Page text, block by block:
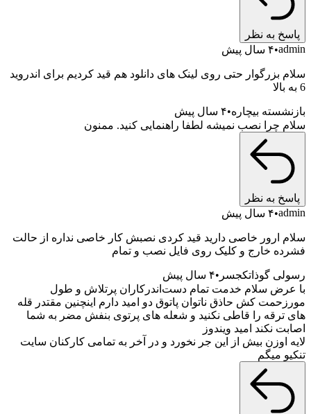
پاسخ به نظر
admin ۴ سال پیش
سلام بزرگوار حتی روی لینک های دانلود هم قید کردیم برای اندروید
6 به بالا
بازنشسته بیچاره ۴ سال پیش
سلام چرا نصب نمیشه لطفا راهنمایی کنید. ممنون
پاسخ به نظر
admin ۴ سال پیش
سلام ارور خاصی دارید قید کردی نصبش کار خاصی نداره از حالت
فشرده خارج و کلیک روی فایل نصب و تمام
رسولی گوذاتکجسر
۴ سال پیش
با عرض سلام خدمت تمام دست‌اندرکاران پرتلاش و طول
مورزحمت کش حاذق ناتوان پاتوق دو امید دارم اینچنین مقتدر قله
های ترقه را قاطی نکنید و شعله های پرتوی بنفش مضر به شما
اصابت نکند امید ویندوز
لایه اوزن بیش از این جر نخورد و در آخر به تمامی کارکنان سایت
تنکیو میگم